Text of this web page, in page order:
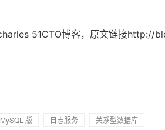
51CTO博客，原文链接http://
版 日志服务
关系型数据库